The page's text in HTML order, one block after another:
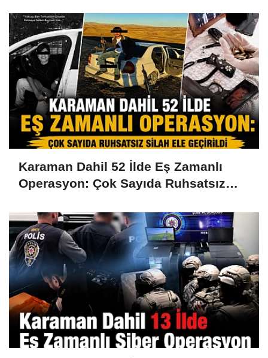
Karaman Dahil 52 İlde Eş Zamanlı
Operasyon: Çok Sayıda Ruhsatsız